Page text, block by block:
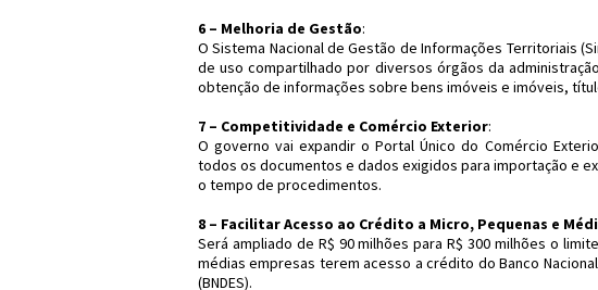
6 – Melhoria de Gestão:
O Sistema Nacional de Gestão de Informações Territoriais
de uso compartilhado por diversos órgãos da
obtenção de informações sobre bens imóveis e imóveis,
7 – Competitividade e Comércio Exterior:
O governo vai expandir o Portal Único do Comércio
todos os documentos e dados exigidos para importação e
o tempo de procedimentos.
8 – Facilitar Acesso ao Crédito a Micro, Pequenas e
Será ampliado de R$ 90 milhões para R$ 300 milhões o
médias empresas terem acesso a crédito do Banco
(BNDES).